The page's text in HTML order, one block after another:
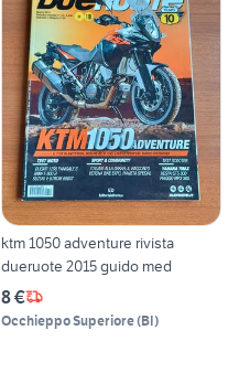
ktm 1050 adventure rivista
dueruote 2015 guido med
8 €
Occhieppo Superiore(BI)